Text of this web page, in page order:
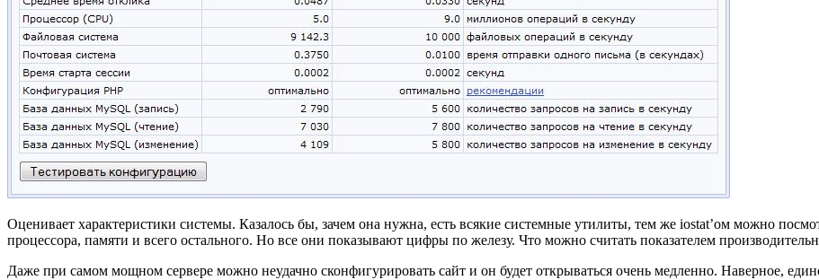
Оценивает характеристики системы. Казалось бы, зачем она нужна, есть всякие системные утилиты, тем же iostat’ом можно
процессора, памяти и всего остального. Но все они показывают цифры по железу. Что можно считать показателем
Даже при самом мощном сервере можно неудачно сконфигурировать сайт и он будет открываться очень медленно. Наверное,